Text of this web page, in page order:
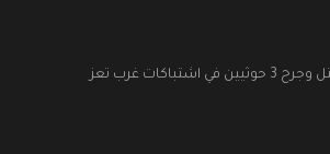
حوثيين في اشتباكات غرب تعز